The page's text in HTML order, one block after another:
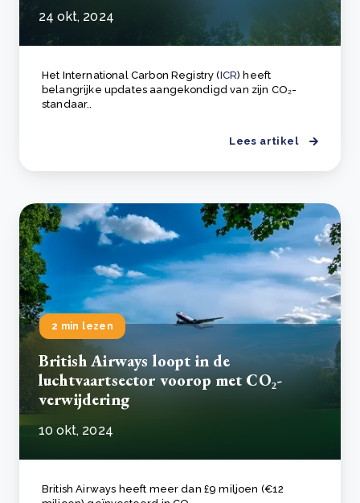
24 okt, 2024
Het International Carbon Registry (ICR) heeft
belangrijke updates aangekondigd van zijn CO₂-
standaar..
Lees artikel
2 min lezen
British Airways loopt in de
luchtvaartsector voorop met CO₂-
verwijdering
10 okt, 2024
British Airways heeft meer dan £9 miljoen (€12